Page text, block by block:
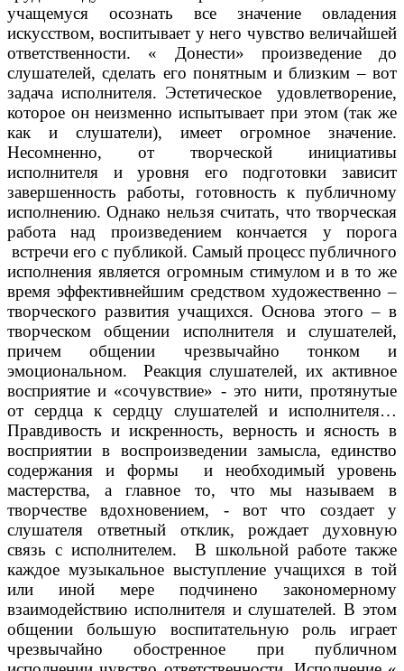
учащемуся осознать все значение овладения
искусством, воспитывает у него чувство величайшей
ответственности. « Донести» произведение до
слушателей, сделать его понятным и близким – вот
задача исполнителя. Эстетическое удовлетворение,
которое он неизменно испытывает при этом (так же
как и слушатели), имеет огромное значение.
Несомненно, от творческой инициативы
исполнителя и уровня его подготовки зависит
завершенность работы, готовность к публичному
исполнению. Однако нельзя считать, что творческая
работа над произведением кончается у порога
встречи его с публикой. Самый процесс публичного
исполнения является огромным стимулом и в то же
время эффективнейшим средством художественно –
творческого развития учащихся. Основа этого – в
творческом общении исполнителя и слушателей,
причем общении чрезвычайно тонком и
эмоциональном. Реакция слушателей, их активное
восприятие и «сочувствие» - это нити, протянутые
от сердца к сердцу слушателей и исполнителя…
Правдивость и искренность, верность и ясность в
восприятии в воспроизведении замысла, единство
содержания и формы и необходимый уровень
мастерства, а главное то, что мы называем в
творчестве вдохновением, - вот что создает у
слушателя ответный отклик, рождает духовную
связь с исполнителем. В школьной работе также
каждое музыкальное выступление учащихся в той
или иной мере подчинено закономерному
взаимодействию исполнителя и слушателей. В этом
общении большую воспитательную роль играет
чрезвычайно обостренное при публичном